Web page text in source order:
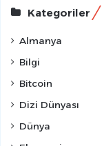
Kategoriler
Almanya
Bilgi
Bitcoin
Dizi Dünyası
Dünya